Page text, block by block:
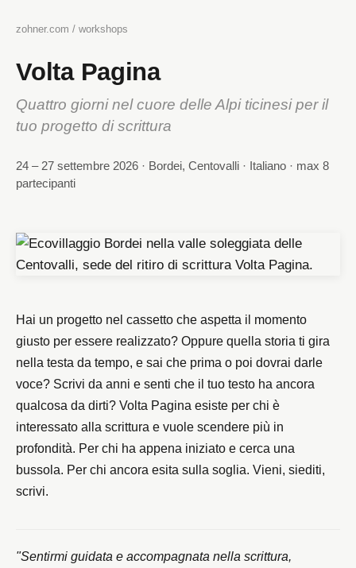
zohner.com /workshops
Volta Pagina
Quattro giorni nel cuore delle Alpi ticinesi per il
tuo progetto di scrittura
24 – 27 settembre 2026 · Bordei, Centovalli · Italiano · max8
partecipanti
Hai un progetto nel cassetto che aspetta il momento
giusto per essere realizzato? Oppure quella storia ti gira
nella testa da tempo, e sai che prima o poi dovrai darle
voce? Scrivi da anni e senti che il tuo testo ha ancora
qualcosa da dirti? Volta Pagina esiste per chi è
interessato alla scrittura e vuole scendere più in
profondità. Per chi ha appena iniziato e cerca una
bussola. Per chi ancora esita sulla soglia. Vieni, siediti,
scrivi.
"Sentirmi guidata e accompagnata nella scrittura,